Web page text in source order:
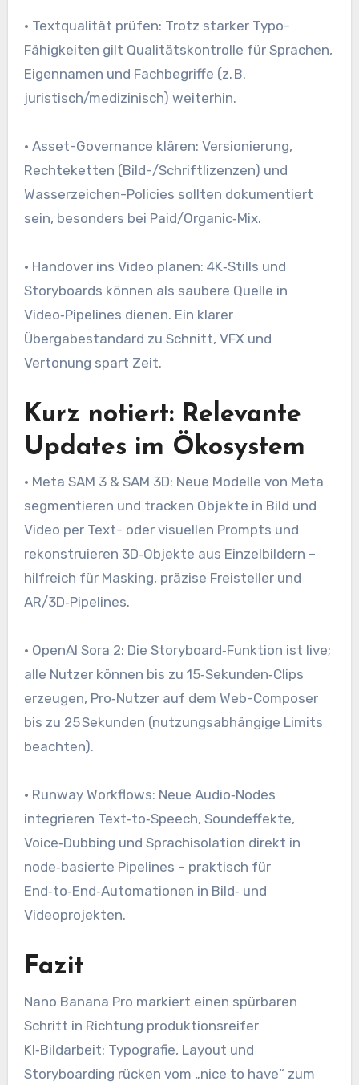
• Textqualität prüfen: Trotz starker Typo-
Fähigkeiten gilt Qualitätskontrolle für Sprachen,
Eigennamen und Fachbegriffe (z. B.
juristisch/medizinisch) weiterhin.
• Asset-Governance klären: Versionierung,
Rechteketten (Bild-/Schriftlizenzen) und
Wasserzeichen-Policies sollten dokumentiert
sein, besonders bei Paid/Organic‑Mix.
• Handover ins Video planen: 4K‑Stills und
Storyboards können als saubere Quelle in
Video‑Pipelines dienen. Ein klarer
Übergabestandard zu Schnitt, VFX und
Vertonung spart Zeit.
Kurz notiert: Relevante
Updates im Ökosystem
• Meta SAM 3 & SAM 3D: Neue Modelle von Meta
segmentieren und tracken Objekte in Bild und
Video per Text- oder visuellen Prompts und
rekonstruieren 3D‑Objekte aus Einzelbildern –
hilfreich für Masking, präzise Freisteller und
AR/3D‑Pipelines.
• OpenAI Sora 2: Die Storyboard‑Funktion ist live;
alle Nutzer können bis zu 15‑Sekunden‑Clips
erzeugen, Pro‑Nutzer auf dem Web-Composer
bis zu 25 Sekunden (nutzungsabhängige Limits
beachten).
• Runway Workflows: Neue Audio‑Nodes
integrieren Text‑to‑Speech, Soundeffekte,
Voice‑Dubbing und Sprachisolation direkt in
node‑basierte Pipelines – praktisch für
End‑to‑End‑Automationen in Bild‑ und
Videoprojekten.
Fazit
Nano Banana Pro markiert einen spürbaren
Schritt in Richtung produktionsreifer
KI‑Bildarbeit: Typografie, Layout und
Storyboarding rücken vom „nice to have“ zum